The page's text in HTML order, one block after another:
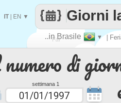
di
settimana 1
Fai
contare
..in Brasile ▼ |
Giorni
IT| EN ▼